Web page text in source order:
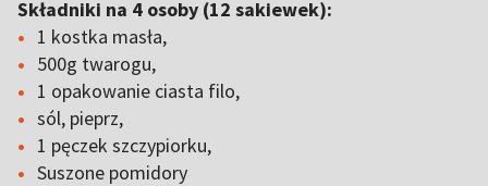
Składniki na 4 osoby (12 sakiewek):
1 kostka masła,
500g twarogu,
1 opakowanie ciasta filo,
sól, pieprz,
1 pęczek szczypiorku,
Suszone pomidory